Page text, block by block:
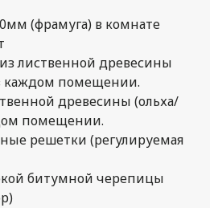
(фрамуга) в комнате
лиственной древесины
каждом помещении.
древесины (ольха/
помещении.
решетки (регулируемая
битумной черепицы